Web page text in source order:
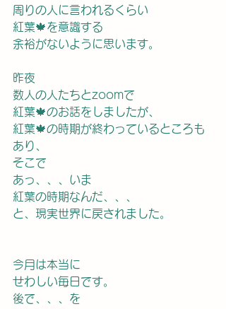
周りの人に言われるくらい
紅葉🍁を意識する
余裕がないように思います。
昨夜
数人の人たちとzoomで
紅葉🍁のお話をしましたが、
紅葉🍁の時期が終わっているところも
あり、
そこで
あっ、、、いま
紅葉の時期なんだ、、、
と、現実世界に戻されました。
今月は本当に
せわしい毎日です。
後で、、、を